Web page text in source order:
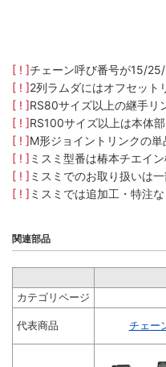
[ ! ]チェーン呼び番号が15/
[ ! ]2列ラムダにはオフセット
[ ! ]RS80サイズ以上の継手リ
[ ! ]RS100サイズ以上は本体
[ ! ]M形ジョイントリンクの単
[ ! ] ミスミ型番は椿本チエイ
[ ! ] ミスミでのお取り扱いは
[ ! ] ミスミでは追加工・特注
関連部品
カテゴリページ
代表商品 チェー